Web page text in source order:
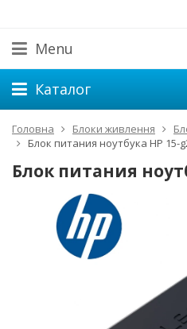
Menu
Каталог
Головна Блоки живлення
Блок питания ноутбука HP 15-
Блок питания